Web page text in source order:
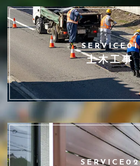
SERVICE01
土木工事
SERVICE02